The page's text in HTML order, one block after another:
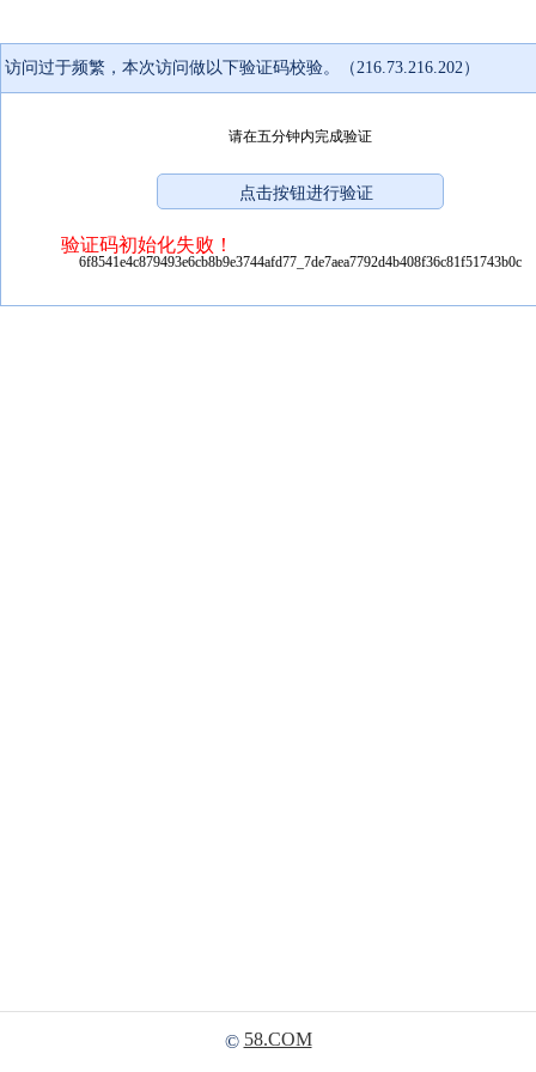
访问过于频繁，本次访问做以下验证码校验。（216.73.216.202）
请在五分钟内完成验证
验证码初始化失败！
6f8541e4c879493e6cb8b9e3744afd77_7de7aea7792d4b408f36c81f51743b0c
© 58.COM